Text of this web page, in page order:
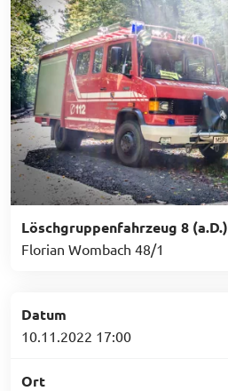
Löschgruppenfahrzeug 8 (a.D.)
Florian Wombach 48/1
Datum
10.11.2022 17:00
Ort